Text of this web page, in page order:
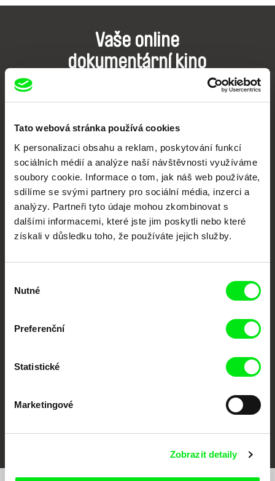
Tato webová stránka používá cookies
K personalizaci obsahu a reklam, poskytování funkcí
sociálních médií a analýze naší návštěvnosti využíváme
soubory cookie. Informace o tom, jak náš web používáte,
sdílíme se svými partnery pro sociální média, inzerci a
analýzy. Partneři tyto údaje mohou zkombinovat s
dalšími informacemi, které jste jim poskytli nebo které
získali v důsledku toho, že používáte jejich služby.
souhlasu
Nutné
Preferenční
Statistické
Marketingové
Zobrazit detaily
Vaše online
dokumentární kino
každý týden
Portál DAFilms.cz je výsledkem tvůrčí spolupráce 7 klíčových evropských
festivalů dokumentárního filmu sdružených do Doc Alliance. Naším cílem je
posouvat hranice dokumentárního filmu, propagovat jeho rozmanitost a
podporovat kvalitní autorské filmy.
Členové Doc Alliance